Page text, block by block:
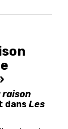
raison
dans Les